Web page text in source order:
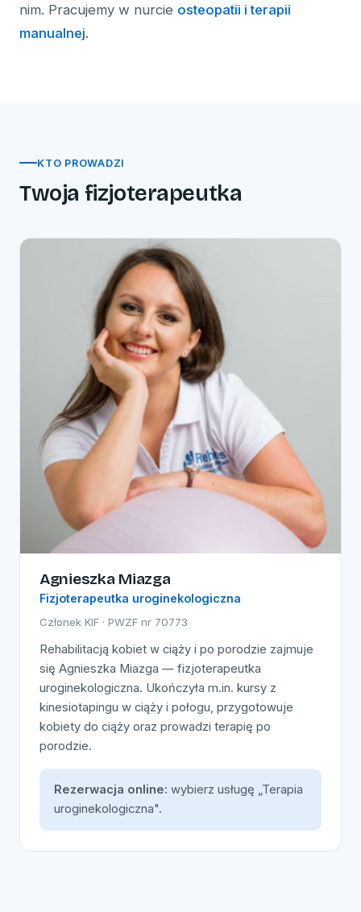
nim. Pracujemy w nurcie osteopatii i terapii
manualnej.
KTO PROWADZI
Twoja fizjoterapeutka
Agnieszka Miazga
Fizjoterapeutka uroginekologiczna
Członek KIF · PWZF nr 70773
Rehabilitacją kobiet w ciąży i po porodzie zajmuje
się Agnieszka Miazga — fizjoterapeutka
uroginekologiczna. Ukończyła m.in. kursy z
kinesiotapingu w ciąży i połogu, przygotowuje
kobiety do ciąży oraz prowadzi terapię po
porodzie.
Rezerwacja online: wybierz usługę „Terapia
uroginekologiczna".